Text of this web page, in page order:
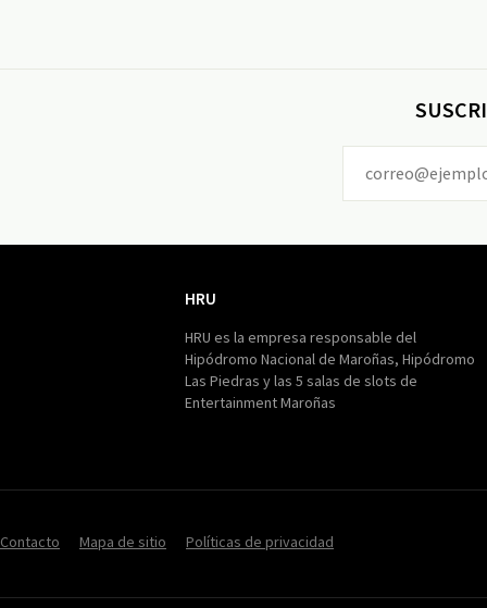
HRU
HRU es la empresa responsable del
Hipódromo Nacional de Maroñas, Hipódromo
Las Piedras y las 5 salas de slots de
Entertainment Maroñas
Contacto Mapa de sitio Políticas de privacidad